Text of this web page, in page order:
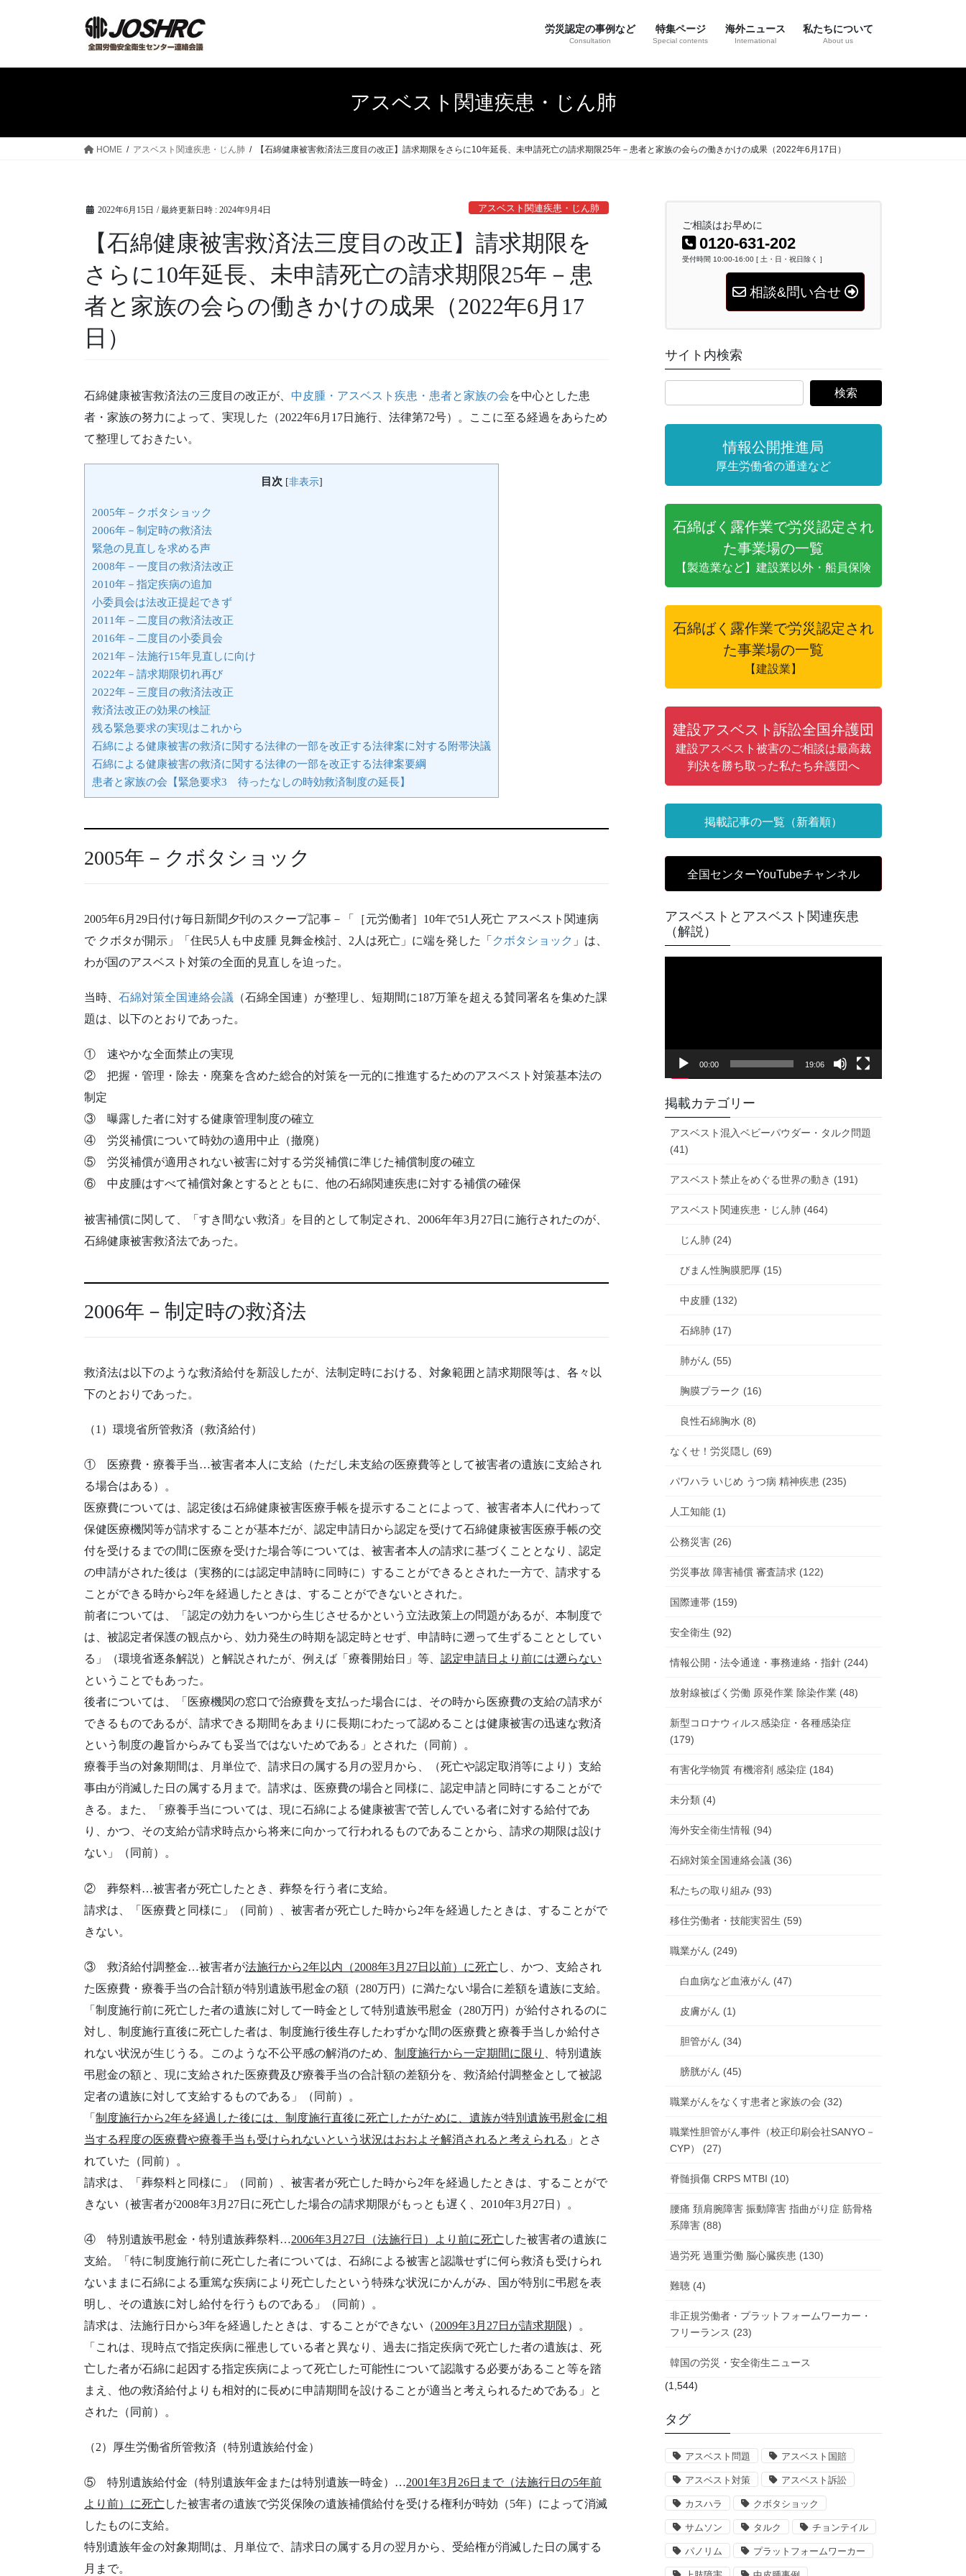
労災認定の事例など
Consultation
特集ページ
Special contents
海外ニュース
International
私たちについて
About us
アスベスト関連疾患・じん肺
HOME アスベスト関連疾患・じん肺 【石綿健康被害救済法三度目の改正】請求期限をさらに10年延長、未申請死亡の請求期限25年－患者と家族の会らの働きかけの成果（2022年6月17日）
2022年6月15日 / 最終更新日時 : 2024年9月4日 アスベスト関連疾患・じん肺
【石綿健康被害救済法三度目の改正】請求期限を
さらに10年延長、未申請死亡の請求期限25年－患
者と家族の会らの働きかけの成果（2022年6月17
日）
石綿健康被害救済法の三度目の改正が、 中皮腫・アスベスト疾患・患者と家族の会を中心とした患
者・家族の努力によって、実現した（2022年6月17日施行、法律第72号）。ここに至る経過をあらため
て整理しておきたい。
目次 [非表示]
2005年－クボタショック
2006年－制定時の救済法
緊急の見直しを求める声
2008年－一度目の救済法改正
2010年－指定疾病の追加
小委員会は法改正提起できず
2011年－二度目の救済法改正
2016年－二度目の小委員会
2021年－法施行15年見直しに向け
2022年－請求期限切れ再び
2022年－三度目の救済法改正
救済法改正の効果の検証
残る緊急要求の実現はこれから
石綿による健康被害の救済に関する法律の一部を改正する法律案に対する附帯決議
石綿による健康被害の救済に関する法律の一部を改正する法律案要綱
患者と家族の会【緊急要求3 待ったなしの時効救済制度の延長】
2005年－クボタショック
2005年6月29日付け毎日新聞夕刊のスクープ記事－「［元労働者］10年で51人死亡 アスベスト関連病
で クボタが開示」「住民5人も中皮腫 見舞金検討、2人は死亡」に端を発した「 クボタショック 」は、
わが国のアスベスト対策の全面的見直しを迫った。
当時、 石綿対策全国連絡会議 （石綿全国連）が整理し、短期間に187万筆を超える賛同署名を集めた課
題は、以下のとおりであった。
① 速やかな全面禁止の実現
② 把握・管理・除去・廃棄を含めた総合的対策を一元的に推進するためのアスベスト対策基本法の
制定
③ 曝露した者に対する健康管理制度の確立
④ 労災補償について時効の適用中止（撤廃）
⑤ 労災補償が適用されない被害に対する労災補償に準じた補償制度の確立
⑥ 中皮腫はすべて補償対象とするとともに、他の石綿関連疾患に対する補償の確保
被害補償に関して、「すき間ない救済」を目的として制定され、2006年年3月27日に施行されたのが、
石綿健康被害救済法であった。
2006年－制定時の救済法
救済法は以下のような救済給付を新設したが、法制定時における、対象範囲と請求期限等は、各々以
下のとおりであった。
（1）環境省所管救済（救済給付）
① 医療費・療養手当…被害者本人に支給（ただし未支給の医療費等として被害者の遺族に支給され
る場合はある）。
医療費については、認定後は石綿健康被害医療手帳を提示することによって、被害者本人に代わって
保健医療機関等が請求することが基本だが、認定申請日から認定を受けて石綿健康被害医療手帳の交
付を受けるまでの間に医療を受けた場合等については、被害者本人の請求に基づくこととなり、認定
の申請がされた後は（実務的には認定申請時に同時に）することができるとされた一方で、請求する
ことができる時から2年を経過したときは、することができないとされた。
前者については、「認定の効力をいつから生じさせるかという立法政策上の問題があるが、本制度で
は、被認定者保護の観点から、効力発生の時期を認定時とせず、申請時に遡って生ずることとしてい
る」（環境省逐条解説）と解説されたが、例えば「療養開始日」等、 認定申請日より前には遡らない
ということでもあった。
後者については、「医療機関の窓口で治療費を支払った場合には、その時から医療費の支給の請求が
できるものであるが、請求できる期間をあまりに長期にわたって認めることは健康被害の迅速な救済
という制度の趣旨からみても妥当ではないためである」とされた（同前）。
療養手当の対象期間は、月単位で、請求日の属する月の翌月から、（死亡や認定取消等により）支給
事由が消滅した日の属する月まで。請求は、医療費の場合と同様に、認定申請と同時にすることがで
きる。また、「療養手当については、現に石綿による健康被害で苦しんでいる者に対する給付であ
り、かつ、その支給が請求時点から将来に向かって行われるものであることから、請求の期限は設け
ない」（同前）。
② 葬祭料…被害者が死亡したとき、葬祭を行う者に支給。
請求は、「医療費と同様に」（同前）、被害者が死亡した時から2年を経過したときは、することがで
きない。
③ 救済給付調整金…被害者が法施行から2年以内（2008年3月27日以前）に死亡し、かつ、支給され
た医療費・療養手当の合計額が特別遺族弔慰金の額（280万円）に満たない場合に差額を遺族に支給。
「制度施行前に死亡した者の遺族に対して一時金として特別遺族弔慰金（280万円）が給付されるのに
対し、制度施行直後に死亡した者は、制度施行後生存したわずかな間の医療費と療養手当しか給付さ
れない状況が生じうる。このような不公平感の解消のため、 制度施行から一定期間に限り
、特別遺族
弔慰金の額と、現に支給された医療費及び療養手当の合計額の差額分を、救済給付調整金として被認
定者の遺族に対して支給するものである」（同前）。
「 制度施行から2年を経過した後には、制度施行直後に死亡したがために、遺族が特別遺族弔慰金に相
当する程度の医療費や療養手当も受けられないという状況はおおよそ解消されると考えられる 」とさ
れていた（同前）。
請求は、「葬祭料と同様に」（同前）、被害者が死亡した時から2年を経過したときは、することがで
きない（被害者が2008年3月27日に死亡した場合の請求期限がもっとも遅く、2010年3月27日）。
④ 特別遺族弔慰金・特別遺族葬祭料…2006年3月27日（法施行日）より前に死亡した被害者の遺族に
支給。「特に制度施行前に死亡した者については、石綿による被害と認識せずに何ら救済も受けられ
ないままに石綿による重篤な疾病により死亡したという特殊な状況にかんがみ、国が特別に弔慰を表
明し、その遺族に対し給付を行うものである」（同前）。
請求は、法施行日から3年を経過したときは、することができない（2009年3月27日が請求期限）。
「これは、現時点で指定疾病に罹患している者と異なり、過去に指定疾病で死亡した者の遺族は、死
亡した者が石綿に起因する指定疾病によって死亡した可能性について認識する必要があること等を踏
まえ、他の救済給付よりも相対的に長めに申請期間を設けることが適当と考えられるためである」と
された（同前）。
（2）厚生労働省所管救済（特別遺族給付金）
⑤ 特別遺族給付金（特別遺族年金または特別遺族一時金）…2001年3月26日まで（法施行日の5年前
より前）に死亡した被害者の遺族で労災保険の遺族補償給付を受ける権利が時効（5年）によって消滅
したものに支給。
特別遺族年金の対象期間は、月単位で、請求日の属する月の翌月から、受給権が消滅した日の属する
月まで。
ご相談はお早めに
0120-631-202
受付時間 10:00-16:00 [ 土・日・祝日除く ]
相談&問い合せ
サイト内検索
情報公開推進局
厚生労働省の通達など
石綿ばく露作業で労災認定され
た事業場の一覧
【製造業など】建設業以外・船員保険
石綿ばく露作業で労災認定され
た事業場の一覧
【建設業】
建設アスベスト訴訟全国弁護団
建設アスベスト被害のご相談は最高裁
判決を勝ち取った私たち弁護団へ
掲載記事の一覧（新着順）
全国センターYouTubeチャンネル
アスベストとアスベスト関連疾患
（解説）
ヤ
00:00 19:06
掲載カテゴリー
アスベスト混入ベビーパウダー・タルク問題
(41)
アスベスト禁止をめぐる世界の動き (191)
アスベスト関連疾患・じん肺 (464)
じん肺 (24)
びまん性胸膜肥厚 (15)
中皮腫 (132)
石綿肺 (17)
肺がん (55)
胸膜プラーク (16)
良性石綿胸水 (8)
なくせ！労災隠し (69)
パワハラ いじめ うつ病 精神疾患 (235)
人工知能 (1)
公務災害 (26)
労災事故 障害補償 審査請求 (122)
国際連帯 (159)
安全衛生 (92)
情報公開・法令通達・事務連絡・指針 (244)
放射線被ばく労働 原発作業 除染作業 (48)
新型コロナウィルス感染症・各種感染症
(179)
有害化学物質 有機溶剤 感染症 (184)
未分類 (4)
海外安全衛生情報 (94)
石綿対策全国連絡会議 (36)
私たちの取り組み (93)
移住労働者・技能実習生 (59)
職業がん (249)
白血病など血液がん (47)
皮膚がん (1)
胆管がん (34)
膀胱がん (45)
職業がんをなくす患者と家族の会 (32)
職業性胆管がん事件（校正印刷会社SANYO－
CYP） (27)
脊髄損傷 CRPS MTBI (10)
腰痛 頚肩腕障害 振動障害 指曲がり症 筋骨格
系障害 (88)
過労死 過重労働 脳心臓疾患 (130)
難聴 (4)
非正規労働者・プラットフォームワーカー・
フリーランス (23)
韓国の労災・安全衛生ニュース
(1,544)
タグ
アスベスト問題 アスベスト国賠
アスベスト対策 アスベスト訴訟
カスハラ クボタショック
サムソン タルク チョンテイル
パノリム プラットフォームワーカー